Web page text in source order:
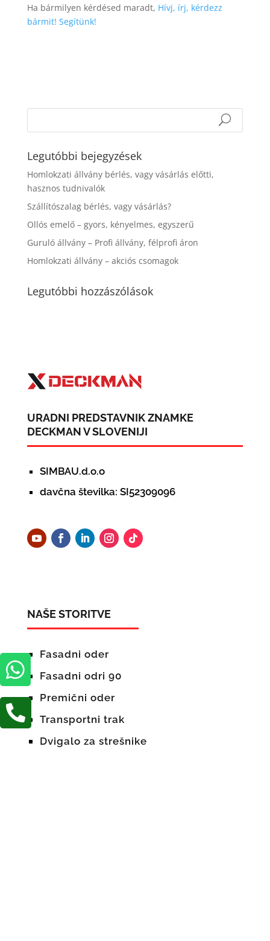
Ha bármilyen kérdésed maradt, Hívj, írj, kérdezz
bármit! Segítünk!
Legutóbbi bejegyzések
Homlokzati állvány bérlés, vagy vásárlás előtti,
hasznos tudnivalók
Szállítószalag bérlés, vagy vásárlás?
Ollós emelő – gyors, kényelmes, egyszerű
Guruló állvány – Profi állvány, félprofi áron
Homlokzati állvány – akciós csomagok
Legutóbbi hozzászólások
URADNI PREDSTAVNIK ZNAMKE
DECKMAN V SLOVENIJI
SIMBAU.d.o.o
davčna številka: SI52309096
NAŠE STORITVE
Fasadni oder
Fasadni odri 90
Premični oder
Transportni trak
Dvigalo za strešnike

